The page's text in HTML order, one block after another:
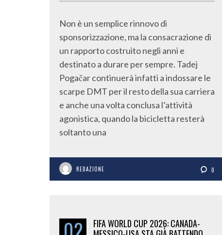
Non è un semplice rinnovo di
sponsorizzazione, ma la consacrazione di
un rapporto costruito negli anni e
destinato a durare per sempre. Tadej
Pogačar continuerà infatti a indossare le
scarpe DMT per il resto della sua carriera
e anche una volta conclusa l’attività
agonistica, quando la bicicletta resterà
soltanto una
REDAZIONE 0
FIFA WORLD CUP 2026: CANADA-